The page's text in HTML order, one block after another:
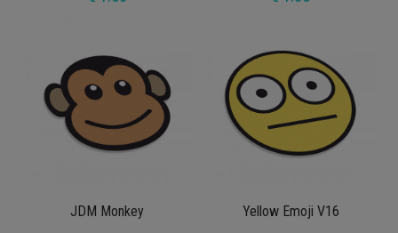
JDM Monkey Yellow Emoji V16